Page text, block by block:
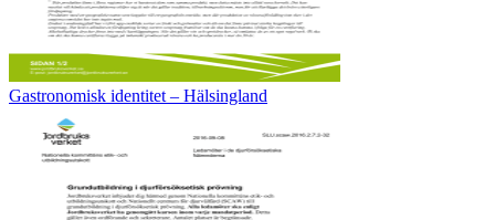
Gastronomisk identitet – Hälsingland